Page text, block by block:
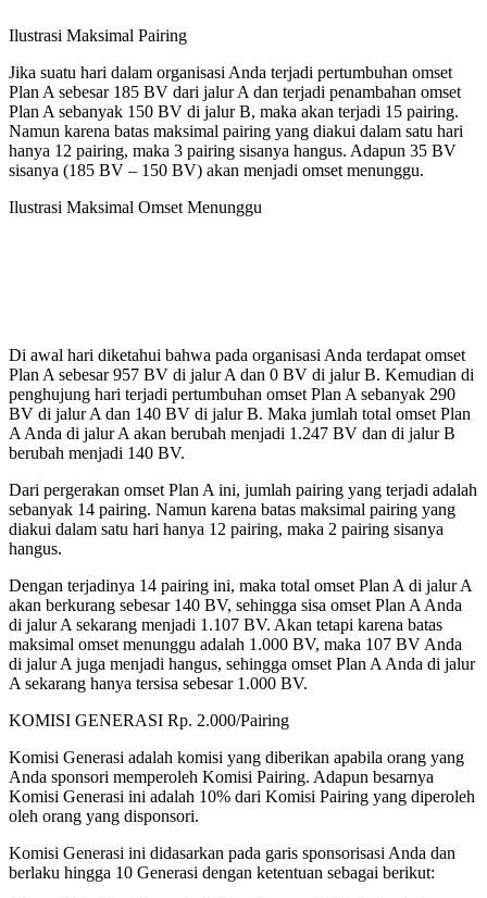
Ilustrasi Maksimal Pairing
Jika suatu hari dalam organisasi Anda terjadi pertumbuhan omset
Plan A sebesar 185 BV dari jalur A dan terjadi penambahan omset
Plan A sebanyak 150 BV di jalur B, maka akan terjadi 15 pairing.
Namun karena batas maksimal pairing yang diakui dalam satu hari
hanya 12 pairing, maka 3 pairing sisanya hangus. Adapun 35 BV
sisanya (185 BV – 150 BV) akan menjadi omset menunggu.
Ilustrasi Maksimal Omset Menunggu
Di awal hari diketahui bahwa pada organisasi Anda terdapat omset
Plan A sebesar 957 BV di jalur A dan 0 BV di jalur B. Kemudian di
penghujung hari terjadi pertumbuhan omset Plan A sebanyak 290
BV di jalur A dan 140 BV di jalur B. Maka jumlah total omset Plan
A Anda di jalur A akan berubah menjadi 1.247 BV dan di jalur B
berubah menjadi 140 BV.
Dari pergerakan omset Plan A ini, jumlah pairing yang terjadi adalah
sebanyak 14 pairing. Namun karena batas maksimal pairing yang
diakui dalam satu hari hanya 12 pairing, maka 2 pairing sisanya
hangus.
Dengan terjadinya 14 pairing ini, maka total omset Plan A di jalur A
akan berkurang sebesar 140 BV, sehingga sisa omset Plan A Anda
di jalur A sekarang menjadi 1.107 BV. Akan tetapi karena batas
maksimal omset menunggu adalah 1.000 BV, maka 107 BV Anda
di jalur A juga menjadi hangus, sehingga omset Plan A Anda di jalur
A sekarang hanya tersisa sebesar 1.000 BV.
KOMISI GENERASI Rp. 2.000/Pairing
Komisi Generasi adalah komisi yang diberikan apabila orang yang
Anda sponsori memperoleh Komisi Pairing. Adapun besarnya
Komisi Generasi ini adalah 10% dari Komisi Pairing yang diperoleh
oleh orang yang disponsori.
Komisi Generasi ini didasarkan pada garis sponsorisasi Anda dan
berlaku hingga 10 Generasi dengan ketentuan sebagai berikut: